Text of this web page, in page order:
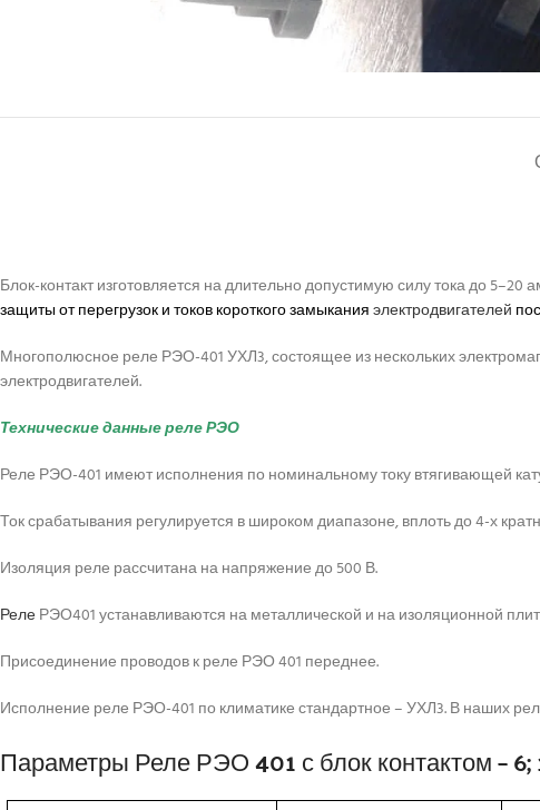
Блок-контакт изготовляется на длительно допустимую силу тока до
защиты от перегрузок и токов короткого замыканияэлектродвигателей
Многополюсное реле РЭО-401 УХЛ3, состоящее из нескольких
электродвигателей.
Технические данные реле РЭО
Реле РЭО-401 имеют исполнения по номинальному току втягивающей
Ток срабатывания регулируется в широком диапазоне, вплоть до 4-х
Изоляция реле рассчитана на напряжение до 500 В.
РелеРЭО401 устанавливаются на металлической и на изоляционной
Присоединение проводов к реле РЭО 401 переднее.
Исполнение реле РЭО-401 по климатике стандартное – УХЛ3. В наших
Параметры Реле РЭО 401 с блок контактом – 6;